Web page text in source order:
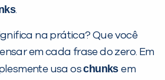
.
na prática? Que você
em cada frase do zero. Em
usa oschunksem
cidade ou bairro que
você digitou.